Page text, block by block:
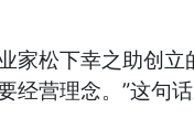
下幸之助创立
经营理念。”这句